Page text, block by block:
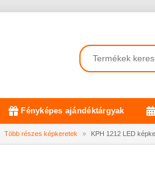
Fényképes ajándéktárgyak
Több részes képkeretek » KPH 1212 LED